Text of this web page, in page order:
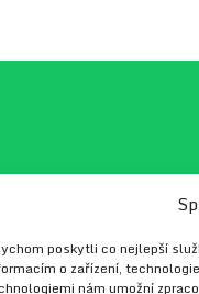
poskytli co nejlepší
o zařízení,
nám umožní
info@hippo.cz